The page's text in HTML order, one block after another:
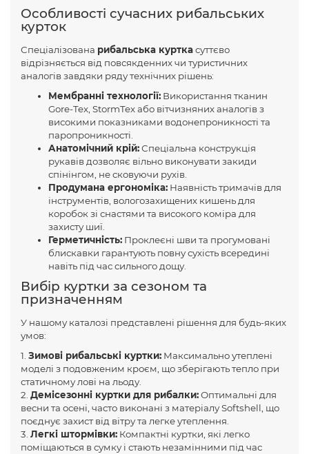
Особливості сучасних рибальських
курток
Спеціалізована рибальська курткасуттєво
відрізняється від повсякденних чи туристичних
аналогів завдяки ряду технічних рішень:
Мембранні технології: Використання тканин
Gore-Tex, StormTex або вітчизняних аналогів з
високими показниками водонепроникності та
паропроникності.
Анатомічний крій:Спеціальна конструкція
рукавів дозволяє вільно виконувати закиди
спінінгом, не сковуючи рухів.
Продумана ергономіка: Наявність тримачів для
інструментів, вологозахищених кишень для
коробок зі снастями та високого коміра для
захисту шиї.
Герметичність: Проклеєні шви та прогумовані
блискавки гарантують повну сухість всередині
навіть під час сильного дощу.
Вибір куртки за сезоном та
призначенням
У нашому каталозі представлені рішення для будь-яких
умов:
1. Зимові рибальські куртки: Максимально утеплені
моделі з подовженим кроєм, що зберігають тепло при
статичному лові на льоду.
2. Демісезонні куртки для рибалки:Оптимальні для
весни та осені, часто виконані з матеріалу Softshell, що
поєднує захист від вітру та легке утеплення.
3. Легкі штормівки: Компактні куртки, які легко
поміщаються в сумку і стають незамінними під час